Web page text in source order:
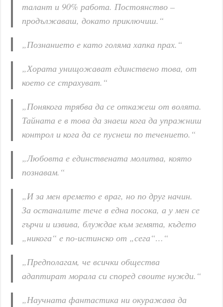
талант и 90% работа. Постоянство –
продължаваш, докато приключиш.“
„Познанието е като голяма хапка прах.“
„Хората унищожават единствено това, от
което се страхуват.“
„Понякога трябва да се откажеш от волята.
Тайната е в това да знаеш кога да упражниш
контрол и кога да се пуснеш по течението.“
„Любовта е единствената молитва, която
познавам.“
„И за мен времето е враг, но по друг начин.
За останалите тече в една посока, а у мен се
гърчи и извива, блуждае към земята, където
„никога“ е по-истинско от „сега“…“
„Предполагам, че всички общества
адаптират морала си според своите нужди.“
„Научната фантастика ни окуражава да